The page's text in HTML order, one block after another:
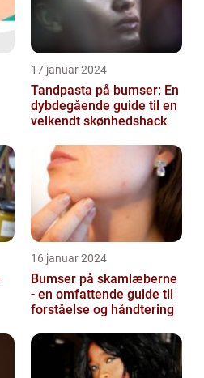
17 januar 2024
Tandpasta på bumser: En
dybdegående guide til en
velkendt skønhedshack
16 januar 2024
Bumser på skamlæberne
- en omfattende guide til
forståelse og håndtering